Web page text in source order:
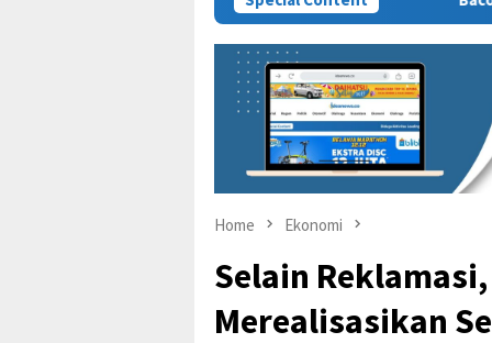
Home Ekonomi
Selain
Merealisasikan